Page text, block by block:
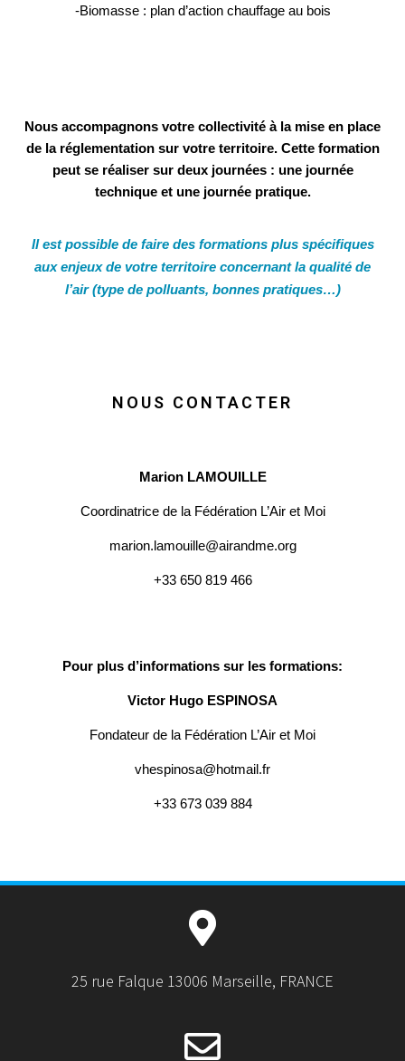
-Biomasse : plan d’action chauffage au bois
Nous accompagnons votre collectivité à la mise en place
de la réglementation sur votre territoire. Cette formation
peut se réaliser sur deux journées : une journée
technique et une journée pratique.
Il est possible de faire des formations plus spécifiques
aux enjeux de votre territoire concernant la qualité de
l’air (type de polluants, bonnes pratiques…)
NOUS CONTACTER
Marion LAMOUILLE
Coordinatrice de la Fédération L’Air et Moi
marion.lamouille@airandme.org
+33 650 819 466
Pour plus d’informations sur les formations:
Victor Hugo ESPINOSA
Fondateur de la Fédération L’Air et Moi
vhespinosa@hotmail.fr
+33 673 039 884
25 rue Falque 13006 Marseille, FRANCE